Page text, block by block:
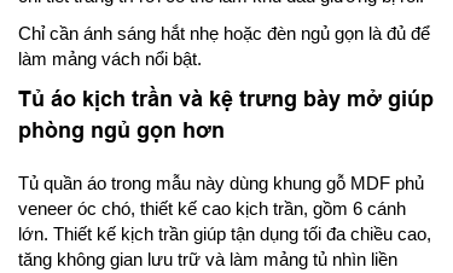
Chỉ cần ánh sáng hắt nhẹ hoặc đèn ngủ gọn là đủ để
làm mảng vách nổi bật.
Tủ áo kịch trần và kệ trưng bày mở giúp
phòng ngủ gọn hơn
Tủ quần áo trong mẫu này dùng khung gỗ MDF phủ
veneer óc chó, thiết kế cao kịch trần, gồm 6 cánh
lớn. Thiết kế kịch trần giúp tận dụng tối đa chiều cao,
tăng không gian lưu trữ và làm mảng tủ nhìn liền